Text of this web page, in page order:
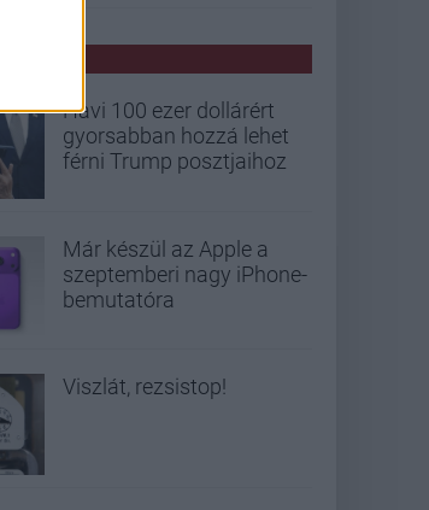
Havi 100 ezer dollárért
gyorsabban hozzá lehet
férni Trump posztjaihoz
Már készül az Apple a
szeptemberi nagy iPhone-
bemutatóra
Viszlát, rezsistop!